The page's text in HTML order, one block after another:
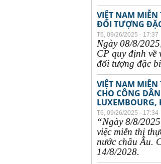
VIỆT NAM
ĐỐI TƯỢNG
T6, 09/26/2025 - 17:37
Ngày 08/8/
CP quy định về
đối tượng đặc
VIỆT NAM MIỄN
CHO CÔNG
LUXEMBOURG,
T6, 09/26/2025 - 17:34
“Ngày 8/8/
việc miễn thị
nước châu Âu.
14/8/2028.